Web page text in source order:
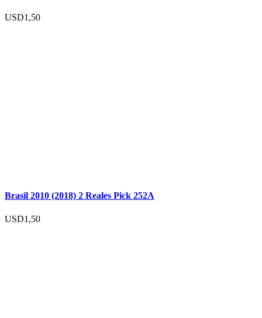
USD1,50
Brasil 2010 (2018) 2 Reales Pick 252A
USD1,50